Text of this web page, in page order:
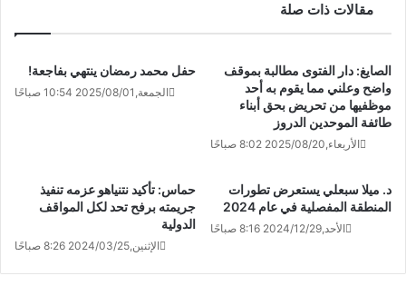
مقالات ذات صلة
حفل محمد رمضان ينتهي بفاجعة!
الجمعة,2025/08/01 10:54 صباحًا
الصايغ: دار الفتوى مطالبة بموقف
واضح وعلني مما يقوم به أحد
موظفيها من تحريض بحق أبناء
طائفة الموحدين الدروز
الأربعاء,2025/08/20 8:02 صباحًا
حماس: تأكيد نتنياهو عزمه تنفيذ
جريمته برفح تحد لكل المواقف
الدولية
الإثنين,2024/03/25 8:26 صباحًا
د. ميلا سبعلي يستعرض تطورات
المنطقة المفصلية في عام 2024
الأحد,2024/12/29 8:16 صباحًا